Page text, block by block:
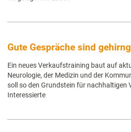
Gute Gespräche sind
Ein neues Verkaufstraining baut auf
Neurologie, der Medizin und der
soll so den Grundstein für nachhaltigen
Interessierte